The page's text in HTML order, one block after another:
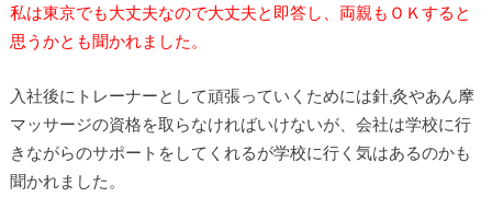
私は東京でも大丈夫なので大丈夫と即答し、両親もＯＫすると
思うかとも聞かれました。
入社後にトレーナーとして頑張っていくためには針,灸やあん摩
マッサージの資格を取らなければいけないが、会社は学校に行
きながらのサポートをしてくれるが学校に行く気はあるのかも
聞かれました。